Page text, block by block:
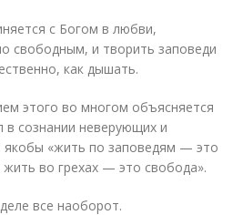
с Богом в любви,
свободным, и творить заповеди
как дышать.
этого во многом объясняется
в сознании неверующих и
якобы «жить по заповедям — это
во грехах — это свобода».
все наоборот.